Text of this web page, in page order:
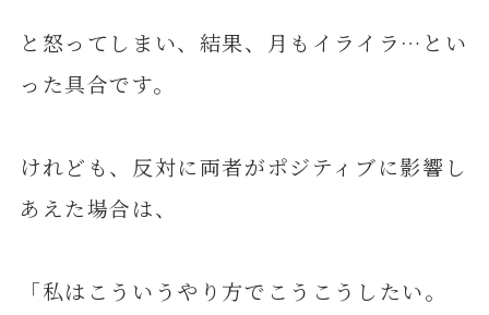
と怒ってしまい、結果、月もイライラ…とい
った具合です。
けれども、反対に両者がポジティブに影響し
あえた場合は、
「私はこういうやり方でこうこうしたい。